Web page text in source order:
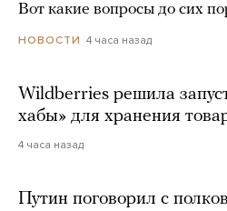
Вот какие вопросы до сих
НОВОСТИ 4 часа назад
Wildberries решила
хабы» для хранения
4 часа назад
Путин поговорил с